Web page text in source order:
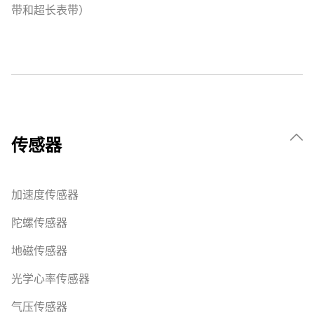
带和超长表带）
传感器
加速度传感器
陀螺传感器
地磁传感器
光学心率传感器
气压传感器